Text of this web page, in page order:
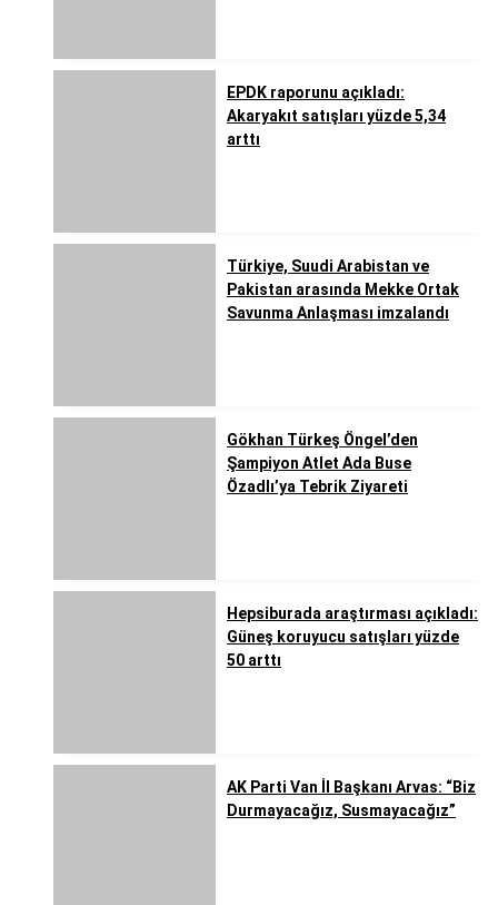
EPDK raporunu açıkladı:
Akaryakıt satışları yüzde 5,34
arttı
Türkiye, Suudi Arabistan ve
Pakistan arasında Mekke Ortak
Savunma Anlaşması imzalandı
Gökhan Türkeş Öngel’den
Şampiyon Atlet Ada Buse
Özadlı’ya Tebrik Ziyareti
Hepsiburada araştırması açıkladı:
Güneş koruyucu satışları yüzde
50 arttı
AK Parti Van İl Başkanı Arvas: “Biz
Durmayacağız, Susmayacağız”